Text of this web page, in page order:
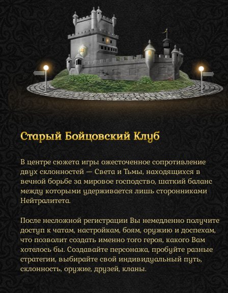
Старый Бойцовский Клуб
В центре сюжета игры ожесточенное сопротивление
двух склонностей — Света и Тьмы, находящихся в
вечной борьбе за мировое господство, шаткий баланс
между которыми удерживается лишь сторонниками
Нейтралитета.
После несложной регистрации Вы немедленно получите
доступ к чатам, настройкам, боям, оружию и доспехам,
что позволит создать именно того героя, какого Вам
хотелось бы. Создавайте персонажа, пробуйте разные
стратегии, выбирайте свой индивидуальный путь,
склонность, оружие, друзей, кланы.